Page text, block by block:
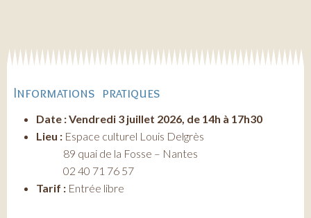
Informations pratiques
Date : Vendredi 3 juillet 2026, de 14h à 17h30
Lieu : Espace culturel Louis Delgrès
89 quai de la Fosse – Nantes
02 40 71 76 57
Tarif : Entrée libre